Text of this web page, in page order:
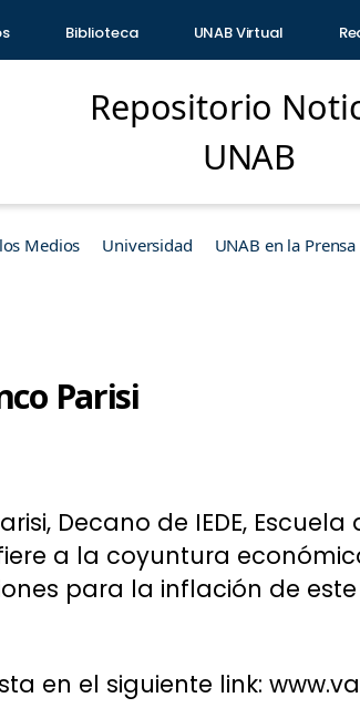
Biblioteca UNAB Virtual
Repositorio
UNAB
Medios Universidad UNAB en la
Parisi
Decano de IEDE,
a la coyuntura
para la inflación de
en el siguiente link: